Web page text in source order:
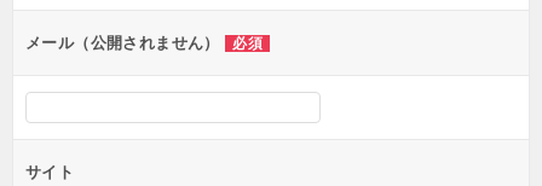
メール（公開されません） 必須
サイト